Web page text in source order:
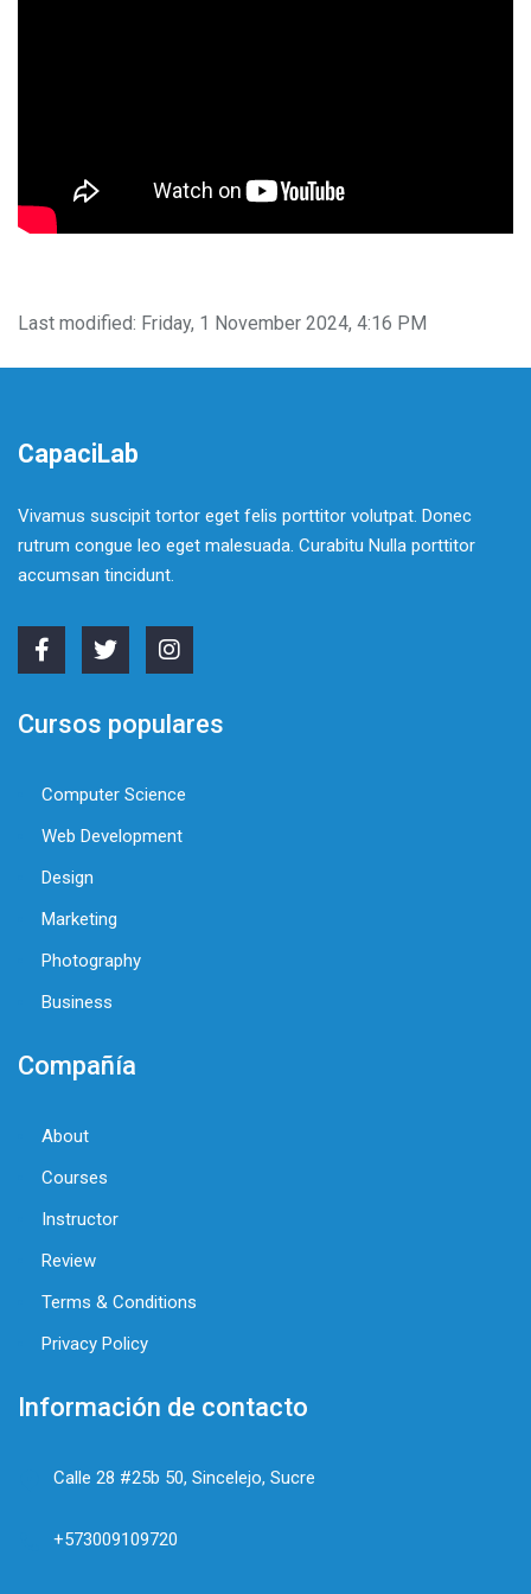
Last modified: Friday, 1 November 2024, 4:16 PM
CapaciLab
Vivamus suscipit tortor eget felis porttitor volutpat. Donec
rutrum congue leo eget malesuada. Curabitu Nulla porttitor
accumsan tincidunt.
Cursos populares
Computer Science
Web Development
Design
Marketing
Photography
Business
Compañía
About
Courses
Instructor
Review
Terms & Conditions
Privacy Policy
Información de contacto
Calle 28 #25b 50, Sincelejo, Sucre
+573009109720